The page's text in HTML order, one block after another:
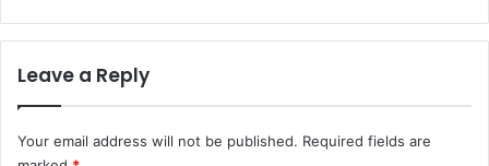
Leave a Reply
Your email address will not be published. Required fields are